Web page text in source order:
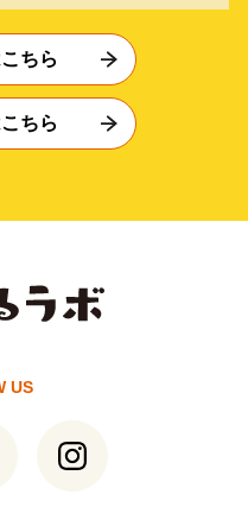
ちら
ちら
US